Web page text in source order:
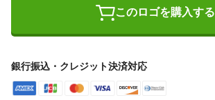
このロゴを購入する
銀行振込・クレジット決済対応